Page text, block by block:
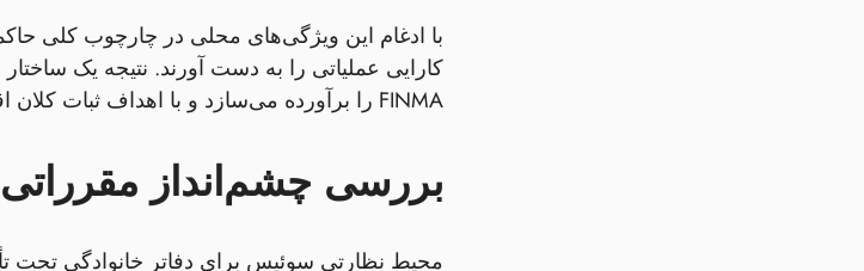
با ادغام این ویژگی‌های محلی در چارچوب کلی
کارایی عملیاتی را به دست آورند. نتیجه یک
FINMA را برآورده می‌سازد و با اهداف ثبات کلان اقتصادی SNB هم‌راستا است.
بررسی چشم‌انداز مقرراتی